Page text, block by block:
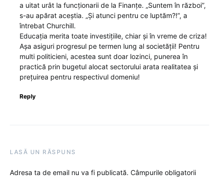
a uitat urât la funcţionarii de la Finanţe. „Suntem în război”,
s-au apărat aceştia. „Şi atunci pentru ce luptăm?!”, a
întrebat Churchill.
Educația merita toate investițiile, chiar și în vreme de criza!
Așa asiguri progresul pe termen lung al societății! Pentru
multi politicieni, acestea sunt doar lozinci, punerea în
practică prin bugetul alocat sectorului arata realitatea și
prețuirea pentru respectivul domeniu!
Reply
LASĂ UN RĂSPUNS
Adresa ta de email nu va fi publicată. Câmpurile obligatorii